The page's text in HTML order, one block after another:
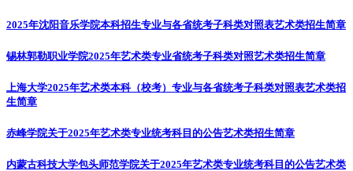
2025年沈阳音乐学院本科招生专业与各省统考子科类对照表艺术类招生简章
锡林郭勒职业学院2025年艺术类专业省统考子科类对照艺术类招生简章
上海大学2025年艺术类本科（校考）专业与各省统考子科类对照表艺术类招
生简章
赤峰学院关于2025年艺术类专业统考科目的公告艺术类招生简章
内蒙古科技大学包头师范学院关于2025年艺术类专业统考科目的公告艺术类